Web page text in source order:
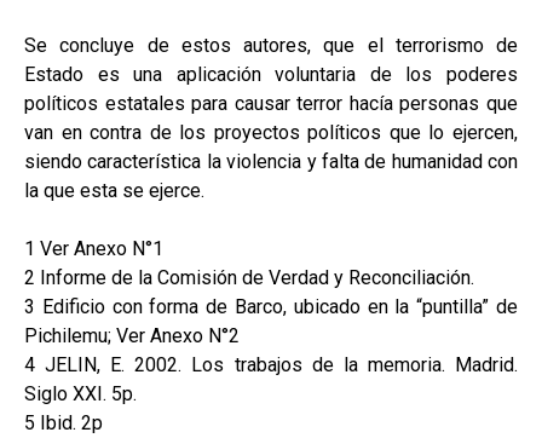
Se concluye de estos autores, que el terrorismo de
Estado es una aplicación voluntaria de los poderes
políticos estatales para causar terror hacía personas que
van en contra de los proyectos políticos que lo ejercen,
siendo característica la violencia y falta de humanidad con
la que esta se ejerce.
1 Ver Anexo N°1
2 Informe de la Comisión de Verdad y Reconciliación.
3 Edificio con forma de Barco, ubicado en la “puntilla” de
Pichilemu; Ver Anexo N°2
4 JELIN, E. 2002. Los trabajos de la memoria. Madrid.
Siglo XXI. 5p.
5 Ibid. 2p